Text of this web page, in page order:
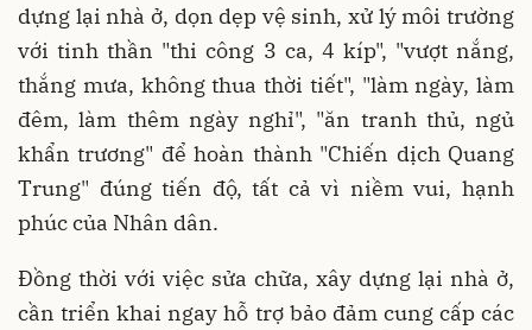
dựng lại nhà ở, dọn dẹp vệ sinh, xử lý môi trường
với tinh thần "thi công 3 ca, 4 kíp", "vượt nắng,
thắng mưa, không thua thời tiết", "làm ngày, làm
đêm, làm thêm ngày nghỉ", "ăn tranh thủ, ngủ
khẩn trương" để hoàn thành "Chiến dịch Quang
Trung" đúng tiến độ, tất cả vì niềm vui, hạnh
phúc của Nhân dân.
Đồng thời với việc sửa chữa, xây dựng lại nhà ở,
cần triển khai ngay hỗ trợ bảo đảm cung cấp các